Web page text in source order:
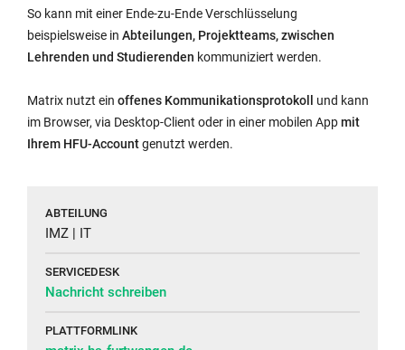
So kann mit einer Ende-zu-Ende Verschlüsselung
beispielsweise in Abteilungen, Projektteams, zwischen
Lehrenden und Studierenden kommuniziert werden.
Matrix nutzt ein offenes Kommunikationsprotokoll und kann
im Browser, via Desktop-Client oder in einer mobilen Appmit
Ihrem HFU-Accountgenutzt werden.
ABTEILUNG
IMZ | IT
SERVICEDESK
Nachricht schreiben
PLATTFORMLINK